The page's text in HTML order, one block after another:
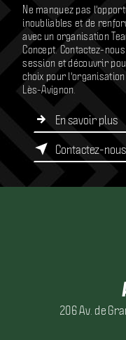
Ne manquez pas
inoubliables et de
avec un organisation
Concept. Contactez-
session et découvrir
choix pour
Lès-Avignon.
En savoir plus
Contactez-nous
206 Av. de